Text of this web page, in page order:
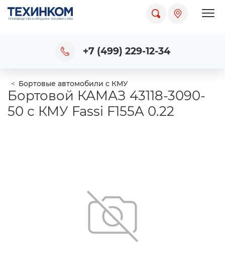
+7 (499) 229-12-34
Бортовые автомобили с КМУ
Бортовой КАМАЗ 43118-3090-
50 с КМУ Fassi F155A 0.22